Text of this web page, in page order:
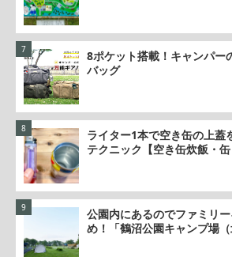
8ポケット搭載！キャンパー
バッグ
ライター1本で空き缶の上蓋
テクニック【空き缶炊飯・缶
公園内にあるのでファミリ
め！「鶴沼公園キャンプ場（